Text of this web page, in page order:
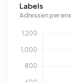
Labels
Adressen per